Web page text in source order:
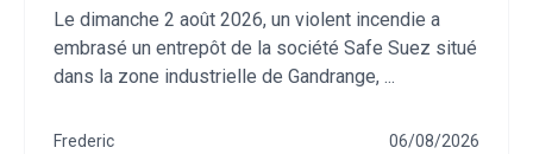
Le dimanche 2 août 2026, un violent incendie a
embrasé un entrepôt de la société Safe Suez situé
dans la zone industrielle de Gandrange, ...
Frederic 06/08/2026